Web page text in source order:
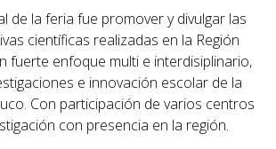
de la feria fue promover y divulgar las
científicas realizadas en la Región
fuerte enfoque multi e interdisiplinario,
e innovación escolar de la
Con participación de varios centros
con presencia en la región.